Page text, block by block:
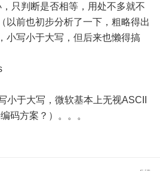
只判断是否相等，用处不多就不
以前也初步分析了一下，粗略得出
小写小于大写，但后来也懒得搞
小于大写，微软基本上无视ASCII
码方案？）。。。